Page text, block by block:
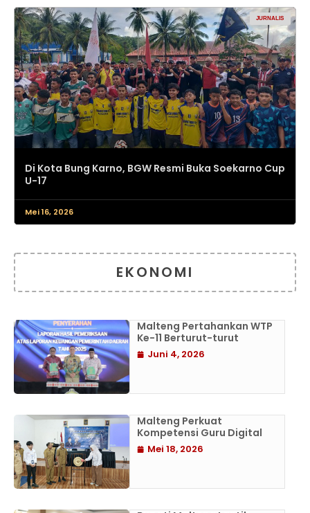
JURNALIS
Di Kota Bung Karno, BGW Resmi Buka Soekarno Cup
U-17
Mei 16, 2026
EKONOMI
Malteng Pertahankan WTP
Ke-11 Berturut-turut
Juni 4, 2026
Malteng Perkuat
Kompetensi Guru Digital
Mei 18, 2026